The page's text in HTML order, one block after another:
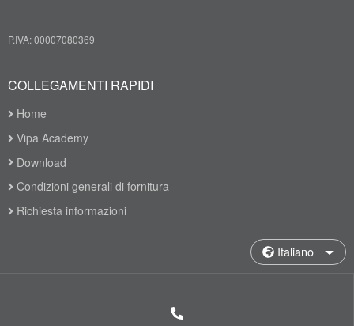
P.IVA: 00007080369
COLLEGAMENTI RAPIDI
Home
Vipa Academy
Download
Condizioni generali di fornitura
Richiesta informazioni
Italiano